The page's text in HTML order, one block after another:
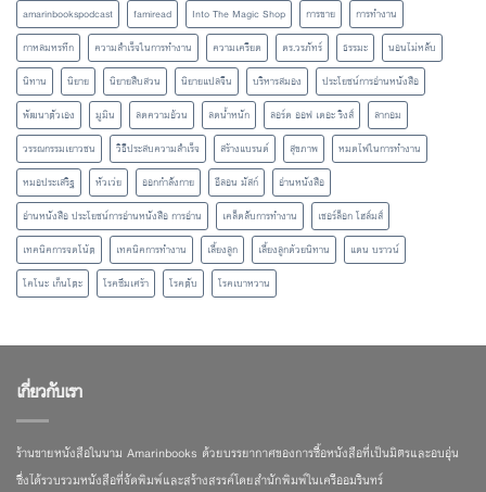
amarinbookspodcast famiread Into The Magic Shop การขาย
การทำงาน
กาหลมหรทึก
ความสำเร็จในการทำงาน ความเครียด ดร.วรภัทร์ ธรรมะ
นอนไม่หลับ
นิทาน
นิยาย นิยายสืบสวน นิยายแปลจีน บริหารสมอง
ประโยชน์การอ่านหนังสือ
พัฒนาตัวเอง
มูมิน ลดความอ้วน ลดน้ำหนัก ลอร์ด ออฟ เดอะ ริงส์
ลากอม
วรรณกรรมเยาวชน
วิธีประสบความสำเร็จ สร้างแบรนด์ สุขภาพ
หมดไฟในการทำงาน
หมอประเสริฐ
หัวเว่ย ออกกำลังกาย อีลอน มัสก์
อ่านหนังสือ
อ่านหนังสือ ประโยชน์การอ่านหนังสือ การอ่าน
เคล็ดลับการทำงาน
เชอร์ล็อก โฮล์มส์
เทคนิคการจดโน้ต
เทคนิคการทำงาน เลี้ยงลูก เลี้ยงลูกด้วยนิทาน
แดน บราวน์
โคโนะ เก็นโตะ
โรคซึมเศร้า โรคตับ โรคเบาหวาน
เกี่ยวกับเรา
ร้านขายหนังสือในนาม Amarinbooks ด้วยบรรยากาศของการซื้อหนังสือที่เป็นมิตรและอบอุ่น
ซึ่งได้รวบรวมหนังสือที่จัดพิมพ์และสร้างสรรค์โดยสำนักพิมพ์ในเครืออมรินทร์